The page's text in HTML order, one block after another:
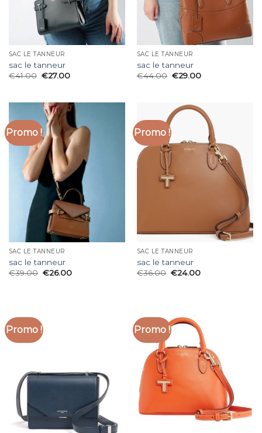
SAC LE TANNEUR
sac le tanneur
€41.00 €27.00
SAC LE TANNEUR
sac le tanneur
€44.00 €29.00
Promo !
SAC LE TANNEUR
sac le tanneur
€39.00 €26.00
Promo !
SAC LE TANNEUR
sac le tanneur
€36.00 €24.00
Promo ! Promo !